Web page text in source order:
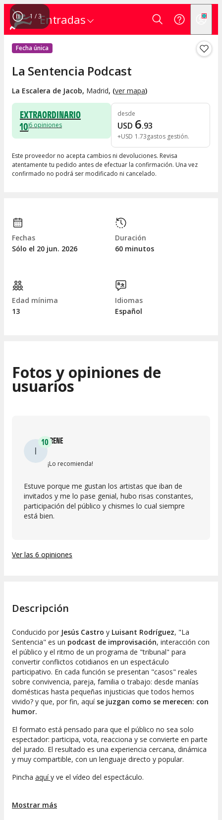
Entradas
1 /3
Fecha única
La Sentencia Podcast
La Escalera de Jacob, Madrid, (ver mapa)
EXTRAORDINARIO
106 opiniones
desde
USD 6.93
+USD 1 .73gastos gestión
Este proveedor no acepta cambios ni devoluciones. Revisa
atentamente tu pedido antes de efectuar la confirmación. Una vez
confirmado no podrá ser modificado ni cancelado.
Fechas
Sólo el 20 jun. 2026
Duración
60 minutos
Edad mínima
13
Idiomas
Español
Fotos y opiniones de
usuarios
I
10IRENE
¡Lo recomienda!
Estuve porque me gustan los artistas que iban de
invitados y me lo pase genial, hubo risas constantes,
participación del público y chismes lo cual siempre
está bien.
Ver las 6 opiniones
Descripción
Conducido por Jesús Castro y Luisant Rodríguez, "La
Sentencia" es un podcast de improvisación, interacción con
el público y el ritmo de un programa de "tribunal" para
convertir conflictos cotidianos en un espectáculo
participativo. En cada función se presentan "casos" reales
sobre convivencia, pareja, familia o trabajo: desde manías
domésticas hasta pequeñas injusticias que todos hemos
vivido? y que, por fin, aquí se juzgan como se merecen: con
humor.
El formato está pensado para que el público no sea solo
espectador: participa, vota, reacciona y se convierte en parte
del jurado. El resultado es una experiencia cercana, dinámica
y muy compartible, con un lenguaje directo y popular.
Pincha aquí y ve el vídeo del espectáculo.
Mostrar más